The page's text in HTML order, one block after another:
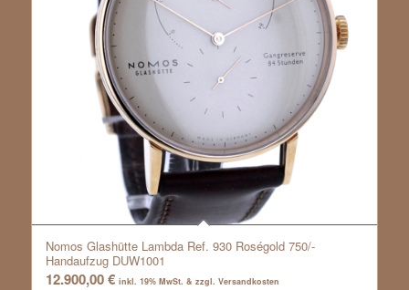
Nomos Glashütte Lambda Ref. 930 Roségold 750/-
Handaufzug DUW1001
12.900,00€ inkl. 19% MwSt. & zzgl. Versandkosten